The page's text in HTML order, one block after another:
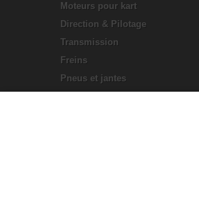
Moteurs pour kart
Direction & Pilotage
Transmission
Freins
Pneus et jantes